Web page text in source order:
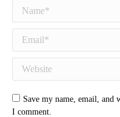
Save my name, email, and
I comment.